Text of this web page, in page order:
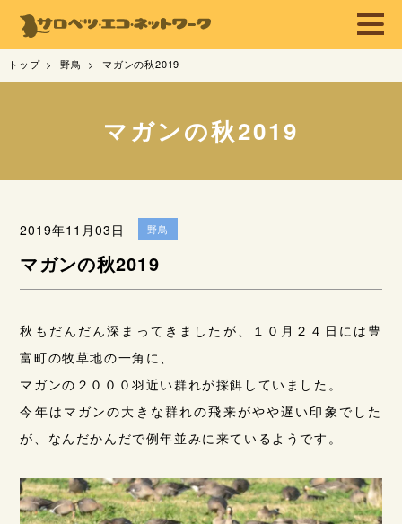
トップ 野鳥 マガンの秋2019
マガンの秋2019
2019年11月03日 野鳥
マガンの秋2019
秋もだんだん深まってきましたが、１０月２４日には豊
富町の牧草地の一角に、
マガンの２０００羽近い群れが採餌していました。
今年はマガンの大きな群れの飛来がやや遅い印象でした
が、なんだかんだで例年並みに来ているようです。